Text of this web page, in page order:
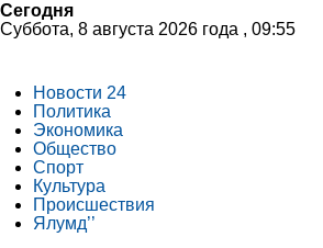
Сегодня
Суббота, 8 августа 2026 года , 09:55
Новости 24
Политика
Экономика
Общество
Спорт
Культура
Происшествия
Ялумд’’